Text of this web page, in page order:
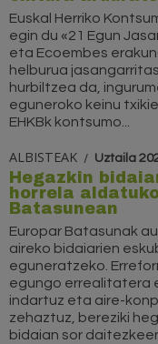
Euskal Herriko
egin du «21 Egun
eta Ecoembes
helburua
hurbiltzea da,
eguneroko keinu
EHKBk kontsumo...
ALBISTEAK Uztaila
Hegazkin
horrela
Batasunean
Europar Batasunak
aireko bidaiarien
eguneratzeko.
egungo errealitatera
indartuz eta aire-
zehaztuz, bereziki
bidaian sor